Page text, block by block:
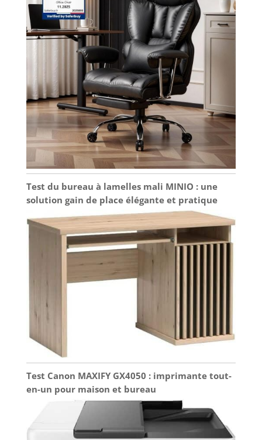
Test du bureau à lamelles mali MINIO : une
solution gain de place élégante et pratique
Test Canon MAXIFY GX4050 : imprimante tout-
en-un pour maison et bureau